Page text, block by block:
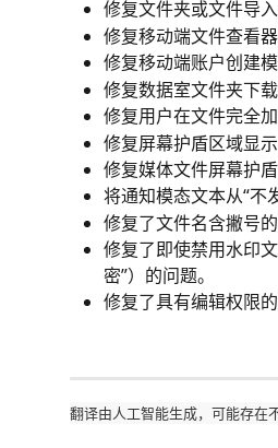
修复文件夹或文件导
修复移动端文件查看
修复移动端账户创建
修复数据室文件夹下
修复用户在文件完全
修复屏幕护盾区域显
修复媒体文件屏幕护
将通知模态文本从“不
修复了文件名含撇号
修复了即使禁用水印
密”）的问题。
修复了具有编辑权限
翻译由人工智能生成，可能存在